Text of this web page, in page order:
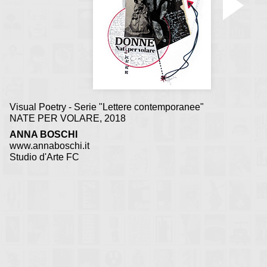
Visual Poetry - Serie "Lettere contemporanee"
NATE PER VOLARE, 2018
ANNA BOSCHI
www.annaboschi.it
Studio d'Arte FC
frasi tratte da frammenti
letterari